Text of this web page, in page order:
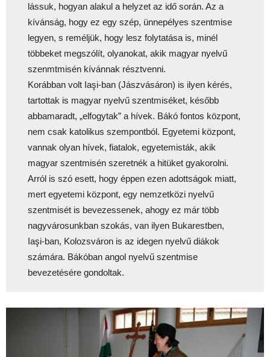
lássuk, hogyan alakul a helyzet az idő során. Az a
kívánság, hogy ez egy szép, ünnepélyes szentmise
legyen, s reméljük, hogy lesz folytatása is, minél
többeket megszólít, olyanokat, akik magyar nyelvű
szenmtmisén kívánnak résztvenni.
Korábban volt Iaşi-ban (Jászvásáron) is ilyen kérés,
tartottak is magyar nyelvű szentmiséket, később
abbamaradt, „elfogytak” a hívek. Bákó fontos központ,
nem csak katolikus szempontból. Egyetemi központ,
vannak olyan hívek, fiatalok, egyetemisták, akik
magyar szentmisén szeretnék a hitüket gyakorolni.
Arról is szó esett, hogy éppen ezen adottságok miatt,
mert egyetemi központ, egy nemzetközi nyelvű
szentmisét is bevezessenek, ahogy ez már több
nagyvárosunkban szokás, van ilyen Bukarestben,
Iaşi-ban, Kolozsváron is az idegen nyelvű diákok
számára. Bákóban angol nyelvű szentmise
bevezetésére gondoltak.